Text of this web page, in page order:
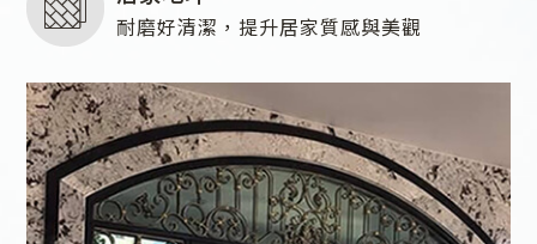
耐磨好清潔，提升居家質感與美觀